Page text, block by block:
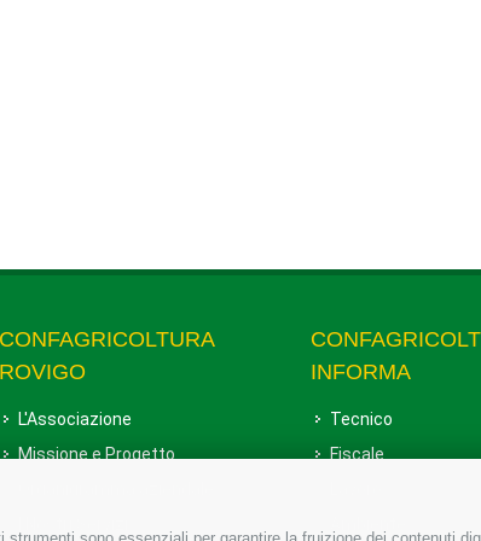
CONFAGRICOLTURA
ROVIGO
L'Associazione
Missione e Progetto
INFORMA
Tecnico
Fiscale